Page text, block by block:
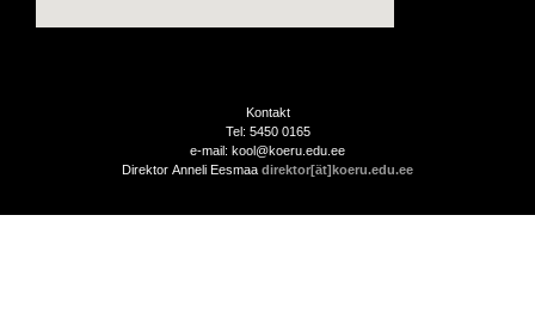
Kontakt
Tel: 5450 0165
e-mail: kool@koeru.edu.ee
Direktor Anneli Eesmaa direktor[ät]koeru.edu.ee